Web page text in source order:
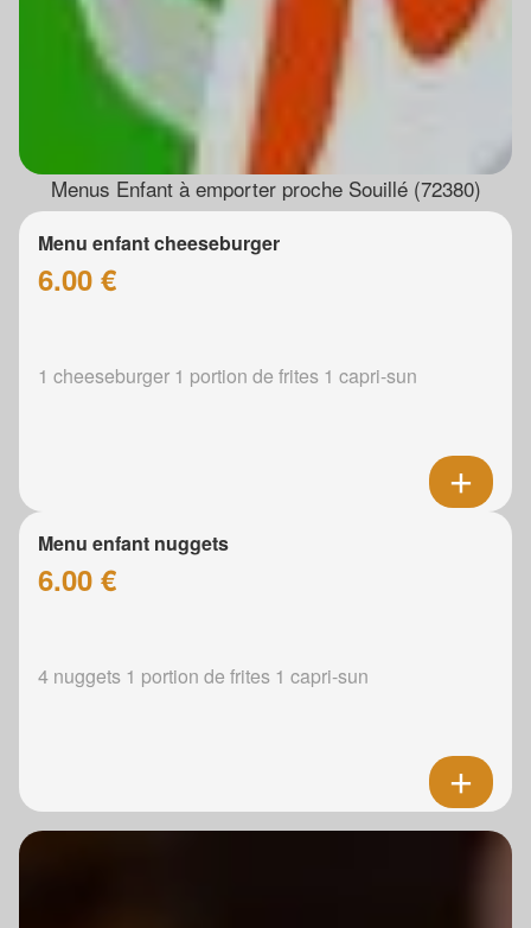
Menus Enfant à emporter proche Souillé (72380)
Menu enfant cheeseburger
6.00 €
1 cheeseburger 1 portion de frites 1 capri-sun
Menu enfant nuggets
6.00 €
4 nuggets 1 portion de frites 1 capri-sun